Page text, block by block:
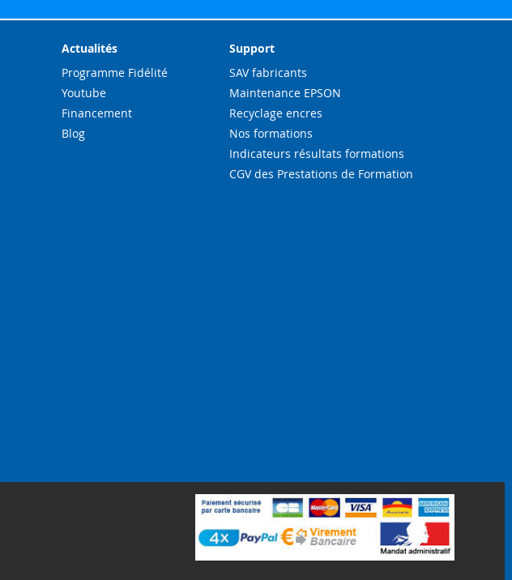
d’information
Actualités
Programme Fidélité
Youtube
Financement
Blog
Support
SAV fabricants
Maintenance EPSON
Recyclage encres
Nos formations
Indicateurs résultats formations
CGV des Prestations de Formation